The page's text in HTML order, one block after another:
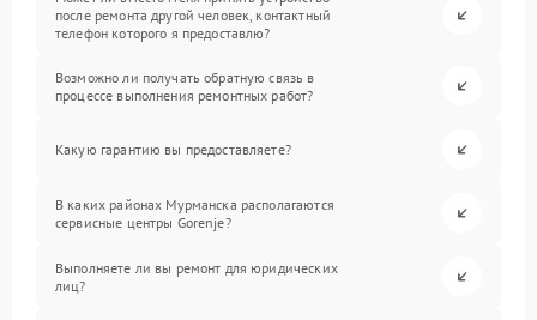
после ремонта другой человек, контактный
телефон которого я предоставлю?
Возможно ли получать обратную связь в
процессе выполнения ремонтных работ?
Какую гарантию вы предоставляете?
В каких районах Мурманска располагаются
сервисные центры Gorenje?
Выполняете ли вы ремонт для юридических
лиц?